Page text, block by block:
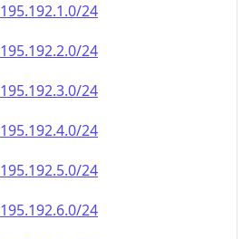
195.192.1.0/24
195.192.2.0/24
195.192.3.0/24
195.192.4.0/24
195.192.5.0/24
195.192.6.0/24